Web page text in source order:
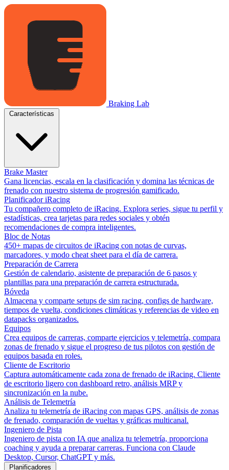
Braking Lab
Brake Master
Gana licencias, escala en la clasificación y domina las técnicas de
frenado con nuestro sistema de progresión gamificado.
Planificador iRacing
Tu compañero completo de iRacing. Explora series, sigue tu perfil y
estadísticas, crea tarjetas para redes sociales y obtén
recomendaciones de compra inteligentes.
Bloc de Notas
450+ mapas de circuitos de iRacing con notas de curvas,
marcadores, y modo cheat sheet para el día de carrera.
Preparación de Carrera
Gestión de calendario, asistente de preparación de 6 pasos y
plantillas para una preparación de carrera estructurada.
Bóveda
Almacena y comparte setups de sim racing, configs de hardware,
tiempos de vuelta, condiciones climáticas y referencias de video en
datapacks organizados.
Equipos
Crea equipos de carreras, comparte ejercicios y telemetría, compara
zonas de frenado y sigue el progreso de tus pilotos con gestión de
equipos basada en roles.
Cliente de Escritorio
Captura automáticamente cada zona de frenado de iRacing. Cliente
de escritorio ligero con dashboard retro, análisis MRP y
sincronización en la nube.
Análisis de Telemetría
Analiza tu telemetría de iRacing con mapas GPS, análisis de zonas
de frenado, comparación de vueltas y gráficas multicanal.
Ingeniero de Pista
Ingeniero de pista con IA que analiza tu telemetría, proporciona
coaching y ayuda a preparar carreras. Funciona con Claude
Desktop, Cursor, ChatGPT y más.